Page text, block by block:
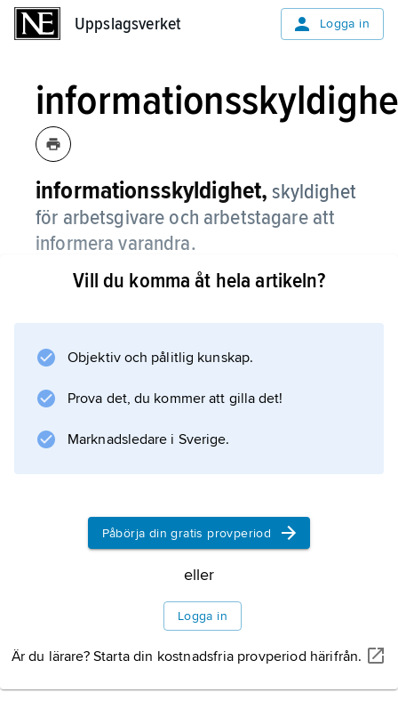
Uppslagsverket Logga in
informationsskyldighet, skyldighet
för arbetsgivare och arbetstagare att
informera varandra.
Av störst betydelse är reglerna i
medbestämmandeförhandlingar samt hans
kollektivavtalsslutande
arbetstagarorganisationen om verksamheten i
stort och om personalpolitiken.
Information om artikeln
Vill du komma åt hela artikeln?
Objektiv och pålitlig kunskap.
Prova det, du kommer att gilla det!
Marknadsledare i Sverige.
Påbörja din gratis provperiod
eller
Logga in
Är du lärare? Starta din kostnadsfria provperiod härifrån.